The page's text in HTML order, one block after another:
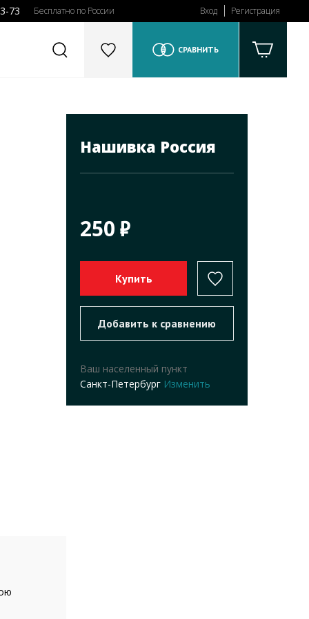
73 Бесплатно по России Вход Регистрация
СРАВНИТЬ
Нашивка Россия
250
Ваш населенный пункт
Санкт-Петербург Изменить